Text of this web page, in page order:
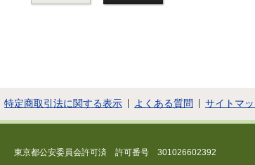
特定商取引法に関する表示 よくある質問 サイトマ
東京都公安委員会許可済 許可番号 301026602392